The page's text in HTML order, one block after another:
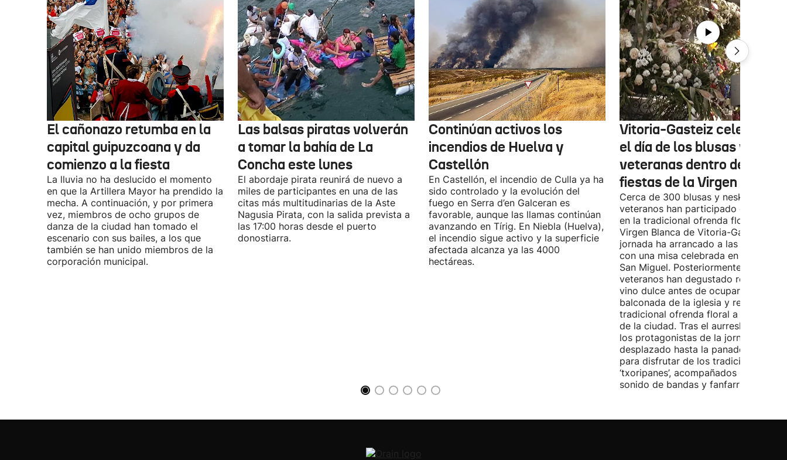
El cañonazo retumba en la
capital guipuzcoana y da
comienzo a la fiesta
La lluvia no ha deslucido el momento
en que la Artillera Mayor ha prendido la
mecha. A continuación, y por primera
vez, miembros de ocho grupos de
danza de la ciudad han tomado el
escenario con sus bailes, a los que
también se han unido miembros de la
corporación municipal.
Las balsas piratas volverán
a tomar la bahía de La
Concha este lunes
El abordaje pirata reunirá de nuevo a
miles de participantes en una de las
citas más multitudinarias de la Aste
Nagusia Pirata, con la salida prevista a
las 17:00 horas desde el puerto
donostiarra.
Continúan activos los
incendios de Huelva y
Castellón
En Castellón, el incendio de Culla ya ha
sido controlado y la evolución del
fuego en Serra d’en Galceran es
favorable, aunque las llamas continúan
avanzando en Tírig. En Niebla (Huelva),
el incendio sigue activo y la superficie
afectada alcanza ya las 4000
hectáreas.
Vitoria-Gasteiz celebra
el día de los blusas y
veteranas dentro de las
fiestas de la Virgen Blanca
Cerca de 300 blusas y neskas
veteranos han participado este
en la tradicional ofrenda floral a la
Virgen Blanca de Vitoria-Gasteiz. La
jornada ha arrancado a las 9:00
con una misa celebrada en la iglesia
San Miguel. Posteriormente, los
veteranos han degustado rosquillas y
vino dulce antes de ocupar la
balconada de la iglesia y realizar la
tradicional ofrenda floral a la patrona
de la ciudad. Tras el aurresku de
los protagonistas de la jornada se
desplazado hasta la panadería
para disfrutar de los tradicionales
‘txoripanes’, acompañados por el
sonido de bandas y fanfarrias.